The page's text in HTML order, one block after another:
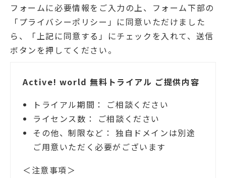
フォームに必要情報をご入力の上、フォーム下部の
「プライバシーポリシー」に同意いただけました
ら、「上記に同意する」にチェックを入れて、送信
ボタンを押してください。
Active! world 無料トライアル ご提供内容
トライアル期間： ご相談ください
ライセンス数： ご相談ください
その他、制限など： 独自ドメインは別途
ご用意いただく必要がございます
＜注意事項＞